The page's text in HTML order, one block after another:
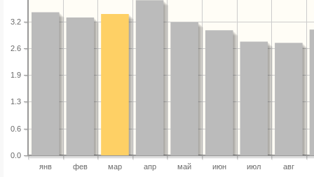
янв фев мар апр май июн июл авг
0.0
0.6
1.3
1.9
2.6
3.2